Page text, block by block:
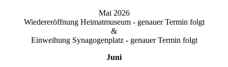
Mai 2026
Wiedereröffnung Heimatmuseum - genauer Termin folgt
&
Einweihung Synagogenplatz - genauer Termin folgt
Juni